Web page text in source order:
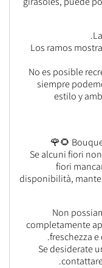
Los ramos
No es posible
siempre
estilo y
Se alcuni fiori
fiori
disponibilità,
Non
completamente
freschezza
Se desiderate